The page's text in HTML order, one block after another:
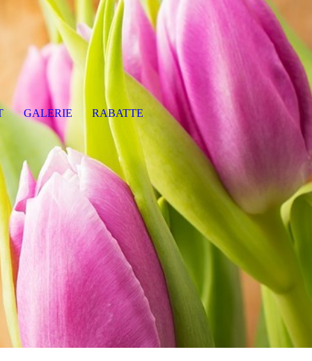
GALERIE RABATTE